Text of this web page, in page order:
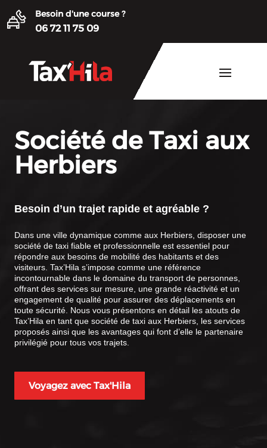
Besoin d'une course ?
06 72 11 75 09
Société de Taxi aux
Herbiers
Besoin d’un trajet rapide et agréable ?
Dans une ville dynamique comme aux Herbiers, disposer une
société de taxi fiable et professionnelle est essentiel pour
répondre aux besoins de mobilité des habitants et des
visiteurs. Tax’Hila s’impose comme une référence
incontournable dans le domaine du transport de personnes,
offrant des services sur mesure, une grande réactivité et un
engagement de qualité pour assurer des déplacements en
toute sécurité. Nous vous présentons en détail les atouts de
Tax’Hila en tant que société de taxi aux Herbiers, les services
proposés ainsi que les avantages qui font d’elle le partenaire
privilégié pour tous vos trajets.
Voyagez avec Tax'Hila